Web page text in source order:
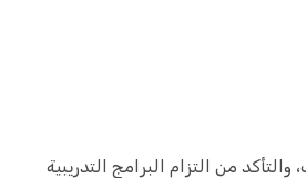
من التزام البرامج التدريبية